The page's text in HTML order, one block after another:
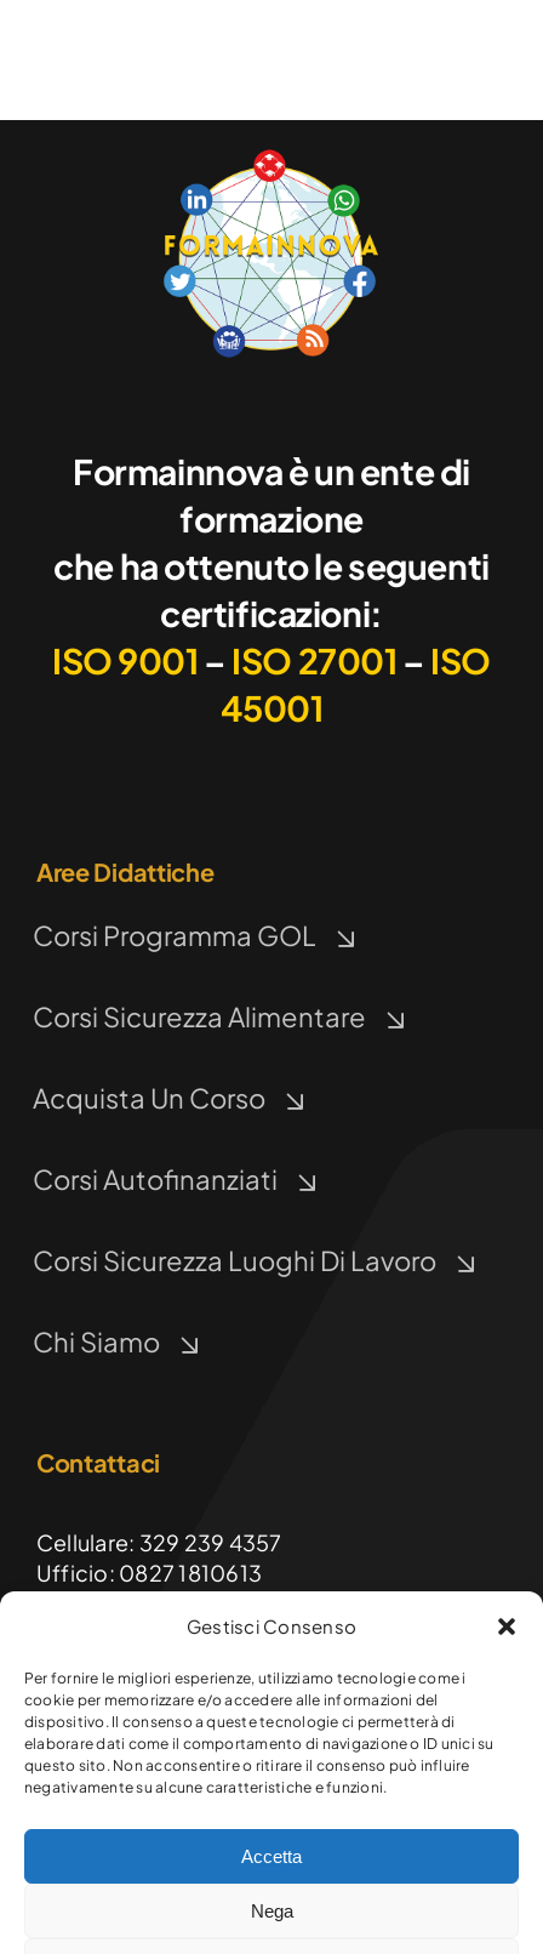
Gestisci Consenso
Per fornire le migliori esperienze, utilizziamo tecnologie come i
cookie per memorizzare e/o accedere alle informazioni del
dispositivo. Il consenso a queste tecnologie ci permetterà di
elaborare dati come il comportamento di navigazione o ID unici su
questo sito. Non acconsentire o ritirare il consenso può influire
negativamente su alcune caratteristiche e funzioni.
Accetta
Nega
Formainnova è un ente di
formazione
che ha ottenuto le seguenti
certificazioni:
ISO 9001 – ISO 27001 – ISO
45001
Aree Didattiche
Corsi Programma GOL
Corsi Sicurezza Alimentare
Acquista Un Corso
Corsi Autofinanziati
Corsi Sicurezza Luoghi Di Lavoro
Chi Siamo
Contattaci
Cellulare: 329 239 4357
Ufficio: 0827 1810613
Email: formainnovasrls@gmail.com
FormaInnova srls
Sede legale e operativa:
Via Raffaello, 9 – 83047 Lioni (AV)
© Copyright 2026 Formainnova srls. Tutti i diritti riservati.
P.Iva 03145720649 – R.E.A. AV-301641